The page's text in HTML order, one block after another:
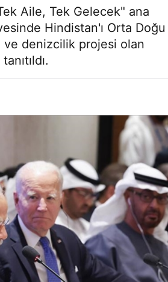
Aile, Tek Gelecek" ana
Hindistan'ı Orta Doğu
denizcilik projesi olan